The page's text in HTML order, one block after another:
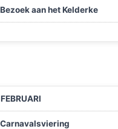
Bezoek aan het Kelderke
Carnavalsviering